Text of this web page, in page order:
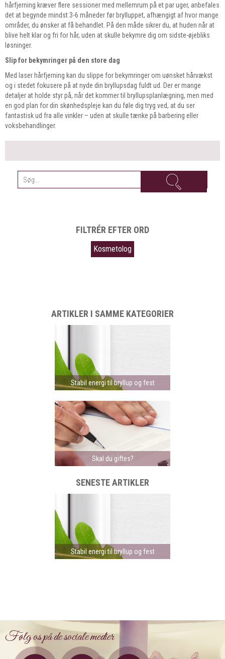
hårfjerning kræver flere sessioner med mellemrum på et par uger, anbefales
det at begynde mindst 3-6 måneder før brylluppet, afhængigt af hvor mange
områder, du ønsker at få behandlet. På den måde sikrer du, at huden når at
blive helt klar og fri for hår, uden at skulle bekymre dig om sidste-øjebliks
løsninger.
Slip for bekymringer på den store dag
Med laser hårfjerning kan du slippe for bekymringer om uønsket hårvækst
og i stedet fokusere på at nyde din bryllupsdag fuldt ud. Der er mange
detaljer at holde styr på, når det kommer til bryllupsplanlægning, men med
en god plan for din skønhedspleje kan du føle dig tryg ved, at du ser
fantastisk ud fra alle vinkler – uden at skulle tænke på barbering eller
voksbehandlinger.
FILTRÉR EFTER ORD
Kosmetolog
ARTIKLER I SAMME KATEGORIER
Stabil energi til bryllup og fest
Skal du giftes?
SENESTE ARTIKLER
Stabil energi til bryllup og fest
Følg os på de sociale medier